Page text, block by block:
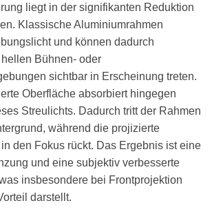
liegt in der signifikanten Reduktion
Klassische Aluminiumrahmen
und können dadurch
Bühnen- oder
sichtbar in Erscheinung treten.
Oberfläche absorbiert hingegen
Streulichts. Dadurch tritt der Rahmen
während die projizierte
den Fokus rückt. Das Ergebnis ist eine
und eine subjektiv verbesserte
insbesondere bei Frontprojektion
darstellt.